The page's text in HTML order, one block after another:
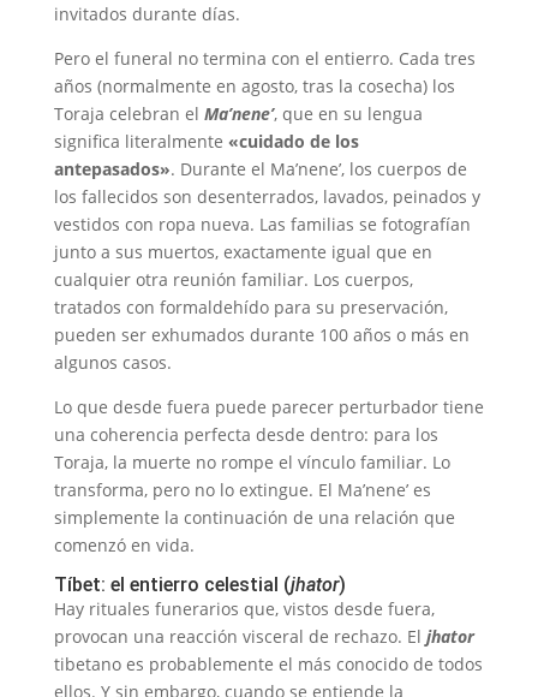
invitados durante días.
Pero el funeral no termina con el entierro. Cada tres
años (normalmente en agosto, tras la cosecha) los
Toraja celebran el Ma’nene’, que en su lengua
significa literalmente «cuidado de los
antepasados». Durante el Ma’nene’, los cuerpos de
los fallecidos son desenterrados, lavados, peinados y
vestidos con ropa nueva. Las familias se fotografían
junto a sus muertos, exactamente igual que en
cualquier otra reunión familiar. Los cuerpos,
tratados con formaldehído para su preservación,
pueden ser exhumados durante 100 años o más en
algunos casos.
Lo que desde fuera puede parecer perturbador tiene
una coherencia perfecta desde dentro: para los
Toraja, la muerte no rompe el vínculo familiar. Lo
transforma, pero no lo extingue. El Ma’nene’ es
simplemente la continuación de una relación que
comenzó en vida.
Tíbet: el entierro celestial (jhator)
Hay rituales funerarios que, vistos desde fuera,
provocan una reacción visceral de rechazo. El jhator
tibetano es probablemente el más conocido de todos
ellos. Y sin embargo, cuando se entiende la